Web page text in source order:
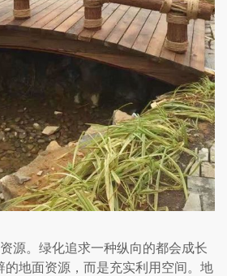
源。绿化追求一种纵向的都会成长
的地面资源，而是充实利用空间。地